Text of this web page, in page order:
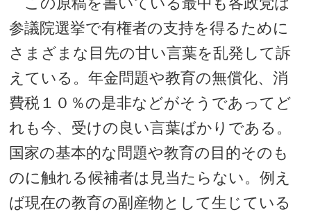
参議院選挙で有権者の支持を得るために
さまざまな目先の甘い言葉を乱発して訴
えている。年金問題や教育の無償化、消
費税１０％の是非などがそうであってど
れも今、受けの良い言葉ばかりである。
国家の基本的な問題や教育の目的そのも
のに触れる候補者は見当たらない。例え
ば現在の教育の副産物として生じている